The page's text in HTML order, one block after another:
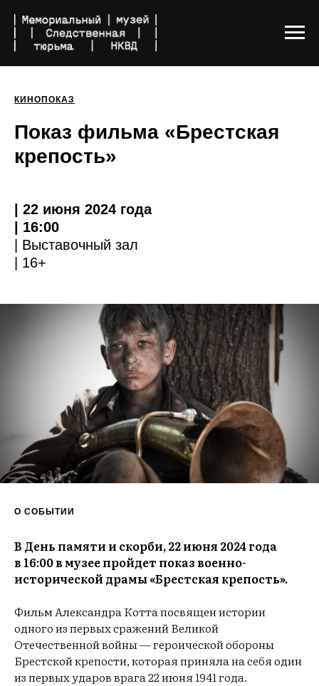
КИНОПОКАЗ
Показ фильма «Брестская
крепость»
| 22 июня 2024 года
| 16:00
| Выставочный зал
| 16+
О СОБЫТИИ
В День памяти и скорби, 22 июня 2024 года
в 16:00 в музее пройдет показ военно-
исторической драмы «Брестская крепость».
Фильм Александра Котта посвящен истории
одного из первых сражений Великой
Отечественной войны — героической обороны
Брестской крепости, которая приняла на себя один
из первых ударов врага 22 июня 1941 года.